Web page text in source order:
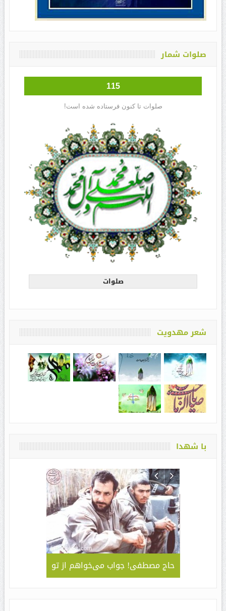
صلوات شمار
115
صلوات تا کنون فرستاده شده است!
صلوات
شعر مهدویت
با شهدا
جلوه
سبک و
حاج مصطفی! جواب می‌خواهم از تو
– کاربردی
مهدی ” /
مراسم